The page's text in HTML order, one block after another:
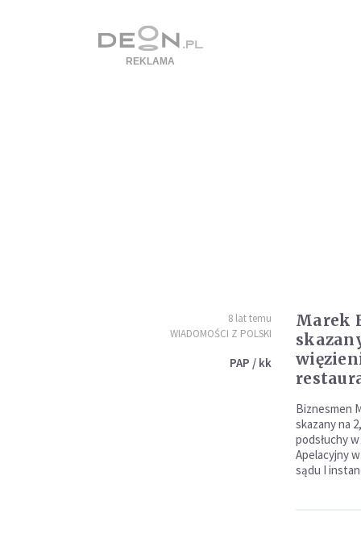
8 lat temu
WIADOMOŚCI Z POLSKI
PAP / kk
Marek
Biznesmen
skazany na
podsłuchy
Apelacyjny
sądu I